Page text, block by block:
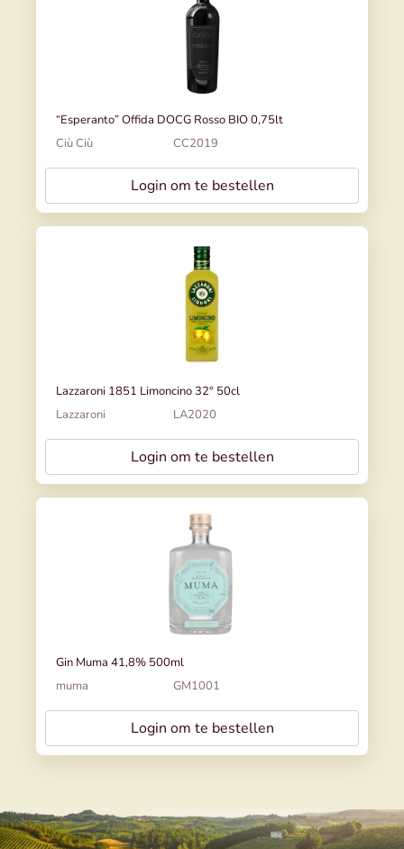
“Esperanto” Offida DOCG Rosso BIO 0,75lt
Ciù Ciù
CC2019
Login om te bestellen
Lazzaroni 1851 Limoncino 32° 50cl
Lazzaroni
LA2020
Login om te bestellen
Gin Muma 41,8% 500ml
muma
GM1001
Login om te bestellen